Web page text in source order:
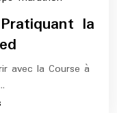
europe-
marathon
la
avec la Course à